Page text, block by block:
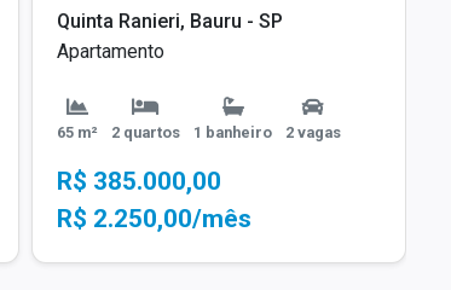
Quinta Ranieri, Bauru - SP
Apartamento
65 m² 2 quartos 1 banheiro 2 vagas
R$ 385.000,00
R$ 2.250,00/mês